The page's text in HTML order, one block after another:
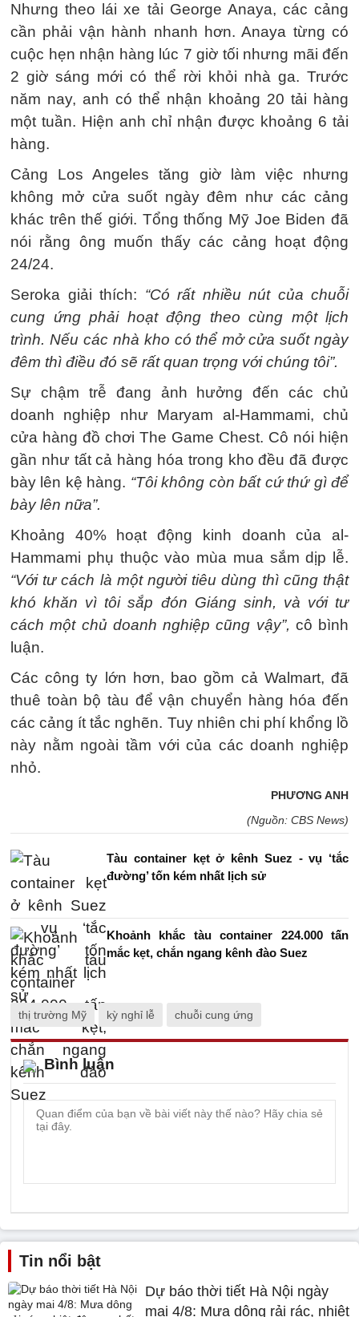
Nhưng theo lái xe tải George Anaya, các cảng
cần phải vận hành nhanh hơn. Anaya từng có
cuộc hẹn nhận hàng lúc 7 giờ tối nhưng mãi đến
2 giờ sáng mới có thể rời khỏi nhà ga. Trước
năm nay, anh có thể nhận khoảng 20 tải hàng
một tuần. Hiện anh chỉ nhận được khoảng 6 tải
hàng.
Cảng Los Angeles tăng giờ làm việc nhưng
không mở cửa suốt ngày đêm như các cảng
khác trên thế giới. Tổng thống Mỹ Joe Biden đã
nói rằng ông muốn thấy các cảng hoạt động
24/24.
Seroka giải thích: “Có rất nhiều nút của chuỗi
cung ứng phải hoạt động theo cùng một lịch
trình. Nếu các nhà kho có thể mở cửa suốt ngày
đêm thì điều đó sẽ rất quan trọng với chúng tôi”.
Sự chậm trễ đang ảnh hưởng đến các chủ
doanh nghiệp như Maryam al-Hammami, chủ
cửa hàng đồ chơi The Game Chest. Cô nói hiện
gần như tất cả hàng hóa trong kho đều đã được
bày lên kệ hàng. “Tôi không còn bất cứ thứ gì để
bày lên nữa”.
Khoảng 40% hoạt động kinh doanh của al-
Hammami phụ thuộc vào mùa mua sắm dịp lễ.
“Với tư cách là một người tiêu dùng thì cũng thật
khó khăn vì tôi sắp đón Giáng sinh, và với tư
cách một chủ doanh nghiệp cũng vậy”, cô bình
luận.
Các công ty lớn hơn, bao gồm cả Walmart, đã
thuê toàn bộ tàu để vận chuyển hàng hóa đến
các cảng ít tắc nghẽn. Tuy nhiên chi phí khổng lồ
này nằm ngoài tầm với của các doanh nghiệp
nhỏ.
PHƯƠNG ANH
(Nguồn: CBS News)
Tàu container kẹt ở kênh Suez - vụ ‘tắc
đường’ tốn kém nhất lịch sử
Khoảnh khắc tàu container 224.000 tấn
mắc kẹt, chắn ngang kênh đào Suez
thị trường Mỹ kỳ nghỉ lễ chuỗi cung ứng
Bình luận
Tin nổi bật
Dự báo thời tiết Hà Nội ngày
mai 4/8: Mưa dông rải rác, nhiệt